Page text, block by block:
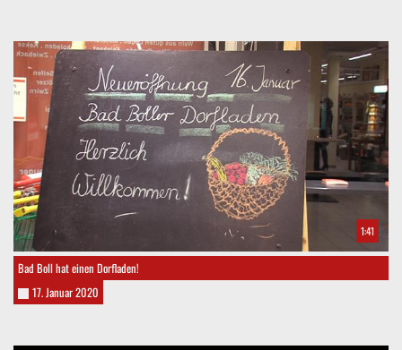
1:41
Bad Boll hat einen Dorfladen!
17. Januar 2020